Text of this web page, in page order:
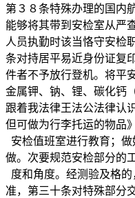
第３８条特殊办理的国内
能够将其带到安检室从严
人员执勤时该当恪守安检
条对持居平易近身份证复
件者不予放行登机。将平
金属钾、钠、锂、碳化钙
跟着我法律王法公法律认
但可做为行李托运的物品
安检值班室进行教育；
做。次要规范安检部分的
度和角度。经测验及格
准，第三十条对特殊部分